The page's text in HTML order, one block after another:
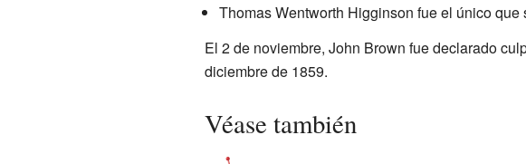
Thomas Wentworth Higginson fue el único
El 2 de noviembre, John Brown fue declarado
diciembre de 1859.
Véase también